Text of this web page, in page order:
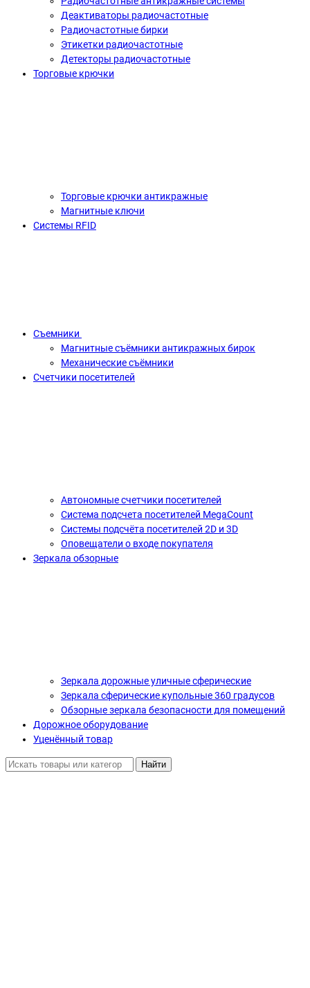
Деактиваторы радиочастотные
Радиочастотные бирки
Этикетки радиочастотные
Детекторы радиочастотные
Торговые крючки
Торговые крючки антикражные
Магнитные ключи
Системы RFID
Съемники
Магнитные съёмники антикражных бирок
Механические съёмники
Счетчики посетителей
Автономные счетчики посетителей
Система подсчета посетителей MegaCount
Системы подсчёта посетителей 2D и 3D
Оповещатели о входе покупателя
Зеркала обзорные
Зеркала дорожные уличные сферические
Зеркала сферические купольные 360 градусов
Обзорные зеркала безопасности для помещений
Дорожное оборудование
Уценённый товар
Найти